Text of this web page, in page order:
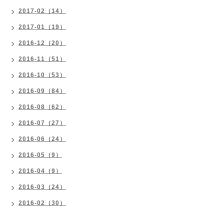
2017-02（14）
2017-01（19）
2016-12（20）
2016-11（51）
2016-10（53）
2016-09（84）
2016-08（62）
2016-07（27）
2016-06（24）
2016-05（9）
2016-04（9）
2016-03（24）
2016-02（30）